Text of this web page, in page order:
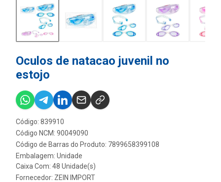
Oculos de natacao juvenil no
estojo
Código: 839910
Código NCM: 90049090
Código de Barras do Produto: 7899658399108
Embalagem: Unidade
Caixa Com: 48 Unidade(s)
Fornecedor: ZEIN IMPORT